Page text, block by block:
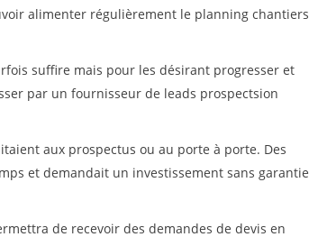
alimenter régulièrement le planning chantiers
suffire mais pour les désirant progresser et
par un fournisseur de leads prospectsion
aux prospectus ou au porte à porte. Des
et demandait un investissement sans garantie
de recevoir des demandes de devis en